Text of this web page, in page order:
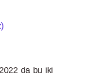
da bu iki